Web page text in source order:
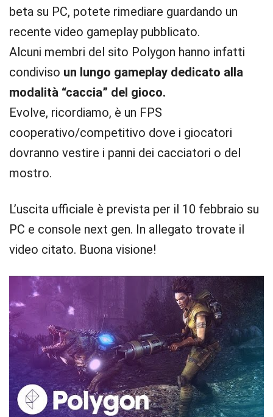
beta su PC, potete rimediare guardando un
recente video gameplay pubblicato.
Alcuni membri del sito Polygon hanno infatti
condiviso un lungo gameplay dedicato alla
modalità “caccia” del gioco.
Evolve, ricordiamo, è un FPS
cooperativo/competitivo dove i giocatori
dovranno vestire i panni dei cacciatori o del
mostro.
L’uscita ufficiale è prevista per il 10 febbraio su
PC e console next gen. In allegato trovate il
video citato. Buona visione!